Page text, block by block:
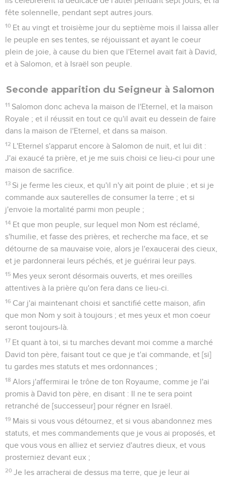
fête solennelle, pendant sept autres jours.
10 Et au vingt et troisième jour du septième mois il laissa aller
le peuple en ses tentes, se réjouissant et ayant le coeur
plein de joie, à cause du bien que l'Eternel avait fait à David,
et à Salomon, et à Israël son peuple.
Seconde apparition du Seigneur à Salomon
11 Salomon donc acheva la maison de l'Eternel, et la maison
Royale ; et il réussit en tout ce qu'il avait eu dessein de faire
dans la maison de l'Eternel, et dans sa maison.
12 L'Eternel s'apparut encore à Salomon de nuit, et lui dit :
J'ai exaucé ta prière, et je me suis choisi ce lieu-ci pour une
maison de sacrifice.
13 Si je ferme les cieux, et qu'il n'y ait point de pluie ; et si je
commande aux sauterelles de consumer la terre ; et si
j'envoie la mortalité parmi mon peuple ;
14 Et que mon peuple, sur lequel mon Nom est réclamé,
s'humilie, et fasse des prières, et recherche ma face, et se
détourne de sa mauvaise voie, alors je l'exaucerai des cieux,
et je pardonnerai leurs péchés, et je guérirai leur pays.
15 Mes yeux seront désormais ouverts, et mes oreilles
attentives à la prière qu'on fera dans ce lieu-ci.
16 Car j'ai maintenant choisi et sanctifié cette maison, afin
que mon Nom y soit à toujours ; et mes yeux et mon coeur
seront toujours-là.
17 Et quant à toi, si tu marches devant moi comme a marché
David ton père, faisant tout ce que je t'ai commande, et [si]
tu gardes mes statuts et mes ordonnances ;
18 Alors j'affermirai le trône de ton Royaume, comme je l'ai
promis à David ton père, en disant : Il ne te sera point
retranché de [successeur] pour régner en Israël.
19 Mais si vous vous détournez, et si vous abandonnez mes
statuts, et mes commandements que je vous ai proposés, et
que vous vous en alliez et serviez d'autres dieux, et vous
prosterniez devant eux ;
20 Je les arracherai de dessus ma terre, que je leur ai